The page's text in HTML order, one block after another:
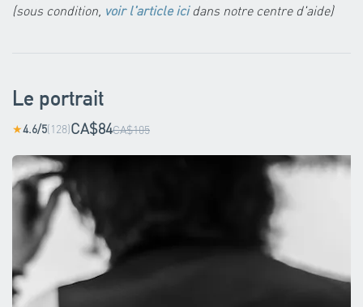
(sous condition, voir l'article icidans notre centre d'aide)
Le portrait
★4.6/5(128)CA$84CA$105